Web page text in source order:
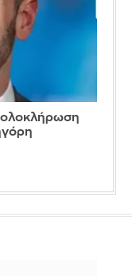
ολοκλήρωση